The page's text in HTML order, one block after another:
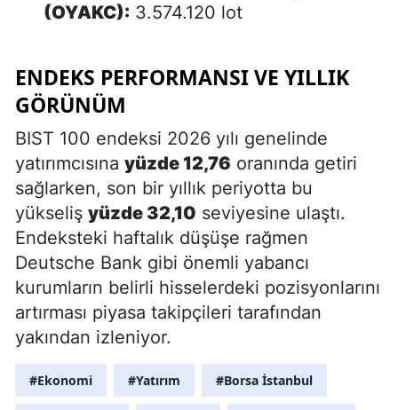
(OYAKC): 3.574.120 lot
ENDEKS PERFORMANSI VE YILLIK
GÖRÜNÜM
BIST 100 endeksi 2026 yılı genelinde
yatırımcısına yüzde 12,76 oranında getiri
sağlarken, son bir yıllık periyotta bu
yükseliş yüzde 32,10 seviyesine ulaştı.
Endeksteki haftalık düşüşe rağmen
Deutsche Bank gibi önemli yabancı
kurumların belirli hisselerdeki pozisyonlarını
artırması piyasa takipçileri tarafından
yakından izleniyor.
#Ekonomi #Yatırım #Borsa İstanbul